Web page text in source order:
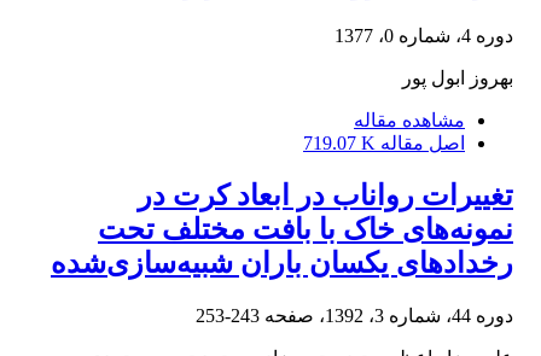
دوره 4، شماره 0، 1377
بهروز ابول پور
مشاهده مقاله
اصل مقاله 719.07 K
تغییرات رواناب در ابعاد کرت در
نمونه‌های خاک با بافت مختلف تحت
رخدادهای یکسان باران شبیه‌سازی‌شده
دوره 44، شماره 3، 1392، صفحه 243-253